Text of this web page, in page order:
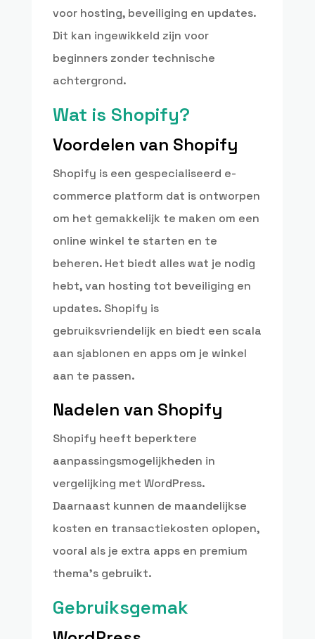
voor hosting, beveiliging en updates.
Dit kan ingewikkeld zijn voor
beginners zonder technische
achtergrond.
Wat is Shopify?
Voordelen van Shopify
Shopify is een gespecialiseerd e-
commerce platform dat is ontworpen
om het gemakkelijk te maken om een
online winkel te starten en te
beheren. Het biedt alles wat je nodig
hebt, van hosting tot beveiliging en
updates. Shopify is
gebruiksvriendelijk en biedt een scala
aan sjablonen en apps om je winkel
aan te passen.
Nadelen van Shopify
Shopify heeft beperktere
aanpassingsmogelijkheden in
vergelijking met WordPress.
Daarnaast kunnen de maandelijkse
kosten en transactiekosten oplopen,
vooral als je extra apps en premium
thema’s gebruikt.
Gebruiksgemak